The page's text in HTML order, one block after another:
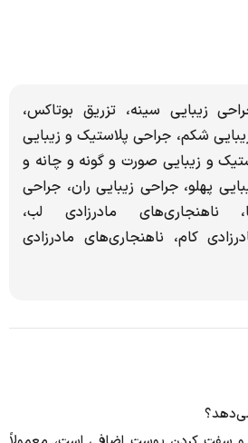
زیبایی سینه، تزریق بوتاکس،
شکم، جراحی پلاستیک و زیبایی
و زیبایی صورت و گونه و چانه و
پهلو، جراحی زیبایی ران، جراحی
ناهنجاری‌های مادرزادی لب،
کام، ناهنجاری‌های مادرزادی